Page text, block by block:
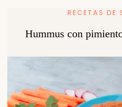
RECETAS DE
Hummus con